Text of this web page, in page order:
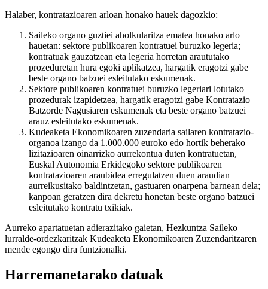
Halaber, kontratazioaren arloan honako hauek dagozkio:
Saileko organo guztiei aholkularitza ematea honako arlo
hauetan: sektore publikoaren kontratuei buruzko legeria;
kontratuak gauzatzean eta legeria horretan araututako
prozeduretan hura egoki aplikatzea, hargatik eragotzi gabe
beste organo batzuei esleitutako eskumenak.
Sektore publikoaren kontratuei buruzko legeriari lotutako
prozedurak izapidetzea, hargatik eragotzi gabe Kontratazio
Batzorde Nagusiaren eskumenak eta beste organo batzuei
arauz esleitutako eskumenak.
Kudeaketa Ekonomikoaren zuzendaria sailaren kontratazio-
organoa izango da 1.000.000 euroko edo hortik beherako
lizitazioaren oinarrizko aurrekontua duten kontratuetan,
Euskal Autonomia Erkidegoko sektore publikoaren
kontratazioaren araubidea erregulatzen duen araudian
aurreikusitako baldintzetan, gastuaren onarpena barnean dela;
kanpoan geratzen dira dekretu honetan beste organo batzuei
esleitutako kontratu txikiak.
Aurreko apartatuetan adierazitako gaietan, Hezkuntza Saileko
lurralde-ordezkaritzak Kudeaketa Ekonomikoaren Zuzendaritzaren
mende egongo dira funtzionalki.
Harremanetarako datuak